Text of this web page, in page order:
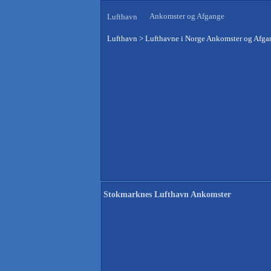
Lufthavn Ankomster og Afgange
Lufthavn > Lufthavne i Norge Ankomster og
Stokmarknes Lufthavn Ankomster